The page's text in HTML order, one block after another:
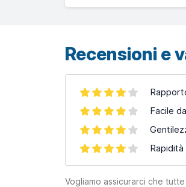
Recensioni e
Facile
Vogliamo assicurarci che